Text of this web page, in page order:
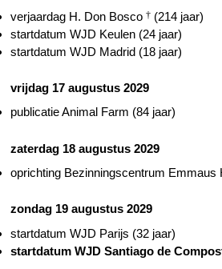
verjaardag H. Don Bosco † (214 jaar)
startdatum WJD Keulen (24 jaar)
startdatum WJD Madrid (18 jaar)
vrijdag 17 augustus 2029
publicatie Animal Farm (84 jaar)
zaterdag 18 augustus 2029
oprichting Bezinningscentrum Emmaus
zondag 19 augustus 2029
startdatum WJD Parijs (32 jaar)
startdatum WJD Santiago de